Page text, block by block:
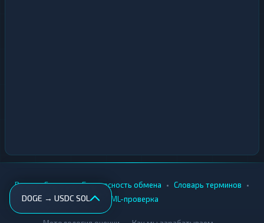
DOGE → USDC SOL
Вики • Города • Безопасность обмена • Словарь терминов •
AML-проверка